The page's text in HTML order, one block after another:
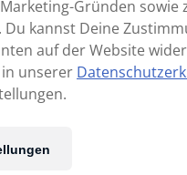
Gründen sowie
Du kannst Deine
auf der Website
unserer